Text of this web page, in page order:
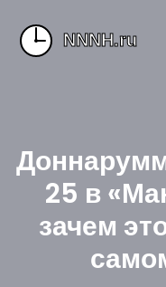
25 в
зачем